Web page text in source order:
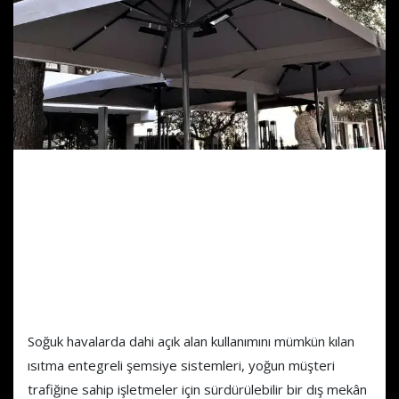
Soğuk havalarda dahi açık alan kullanımını mümkün kılan
ısıtma entegreli şemsiye sistemleri, yoğun müşteri
trafiğine sahip işletmeler için sürdürülebilir bir dış mekân